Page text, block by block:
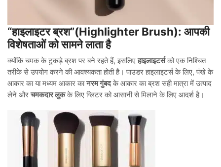
“हाइलाइटर ब्रश”(Highlighter Brush): आपकी
विशेषताओं को सामने लाता है
क्योंकि चमक के टुकड़े ब्रश पर बने रहते हैं, इसलिएहाइलाइटर्सको एक निश्चित
तरीके से उपयोग करने की आवश्यकता होती है। पाउडर हाइलाइटर्स के लिए, पंखे के
आकार का या मध्यम आकार कानरम गुंबदके आकार का ब्रश सही मात्रा में उत्पाद
लेने औरचमकदार लुकके लिए ग्लिटर को आसानी से मिलाने के लिए आदर्श है।